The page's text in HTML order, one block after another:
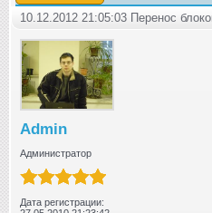
10.12.2012 21:05:03 Перенос
Admin
Администратор
Дата регистрации: